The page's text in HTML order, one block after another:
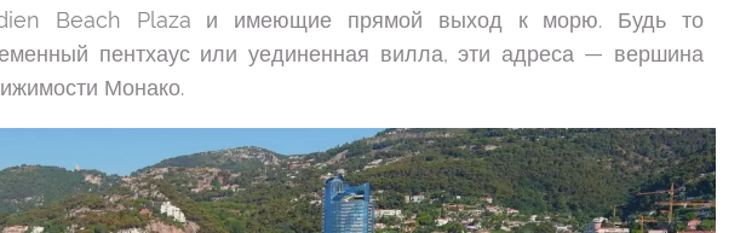
Beach Plaza и имеющие прямой выход к морю. Будь то
пентхаус или уединенная вилла, эти адреса — вершина
Монако.